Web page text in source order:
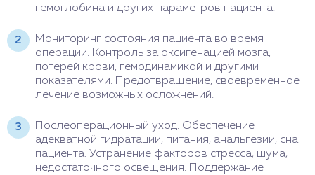
гемоглобина и других параметров пациента.
Мониторинг состояния пациента во время
операции. Контроль за оксигенацией мозга,
потерей крови, гемодинамикой и другими
показателями. Предотвращение, своевременное
лечение возможных осложнений.
Послеоперационный уход. Обеспечение
адекватной гидратации, питания, анальгезии, сна
пациента. Устранение факторов стресса, шума,
недостаточного освещения. Поддержание